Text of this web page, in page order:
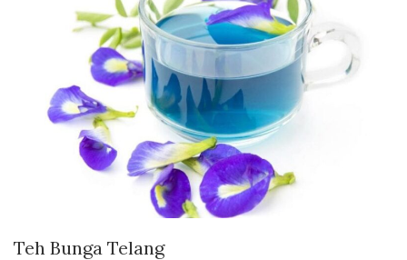
Teh Bunga Telang